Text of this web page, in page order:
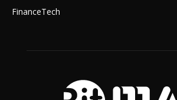
FinanceTech